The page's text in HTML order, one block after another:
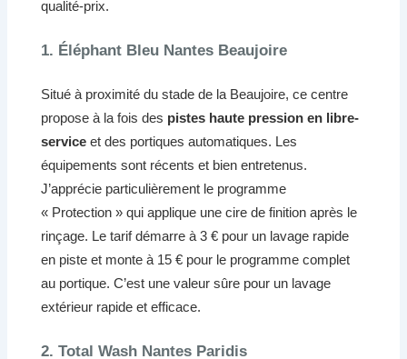
qualité-prix.
1. Éléphant Bleu Nantes Beaujoire
Situé à proximité du stade de la Beaujoire, ce centre
propose à la fois des pistes haute pression en libre-
service et des portiques automatiques. Les
équipements sont récents et bien entretenus.
J’apprécie particulièrement le programme
« Protection » qui applique une cire de finition après le
rinçage. Le tarif démarre à 3 € pour un lavage rapide
en piste et monte à 15 € pour le programme complet
au portique. C’est une valeur sûre pour un lavage
extérieur rapide et efficace.
2. Total Wash Nantes Paridis